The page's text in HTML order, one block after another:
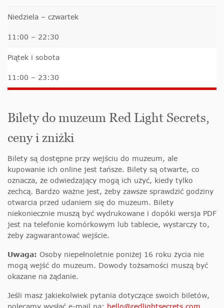
Niedziela – czwartek
11:00 – 22:30
Piątek i sobota
11:00 – 23:30
Bilety do muzeum Red Light Secrets,
ceny i zniżki
Bilety są dostępne przy wejściu do muzeum, ale
kupowanie ich online jest tańsze. Bilety są otwarte, co
oznacza, że odwiedzający mogą ich użyć, kiedy tylko
zechcą. Bardzo ważne jest, żeby zawsze sprawdzić godziny
otwarcia przed udaniem się do muzeum. Bilety
niekoniecznie muszą być wydrukowane i dopóki wersja PDF
jest na telefonie komórkowym lub tablecie, wystarczy to,
żeby zagwarantować wejście.
Uwaga: Osoby niepełnoletnie poniżej 16 roku życia nie
mogą wejść do muzeum. Dowody tożsamości muszą być
okazane na żądanie.
Jeśli masz jakiekolwiek pytania dotyczące swoich biletów,